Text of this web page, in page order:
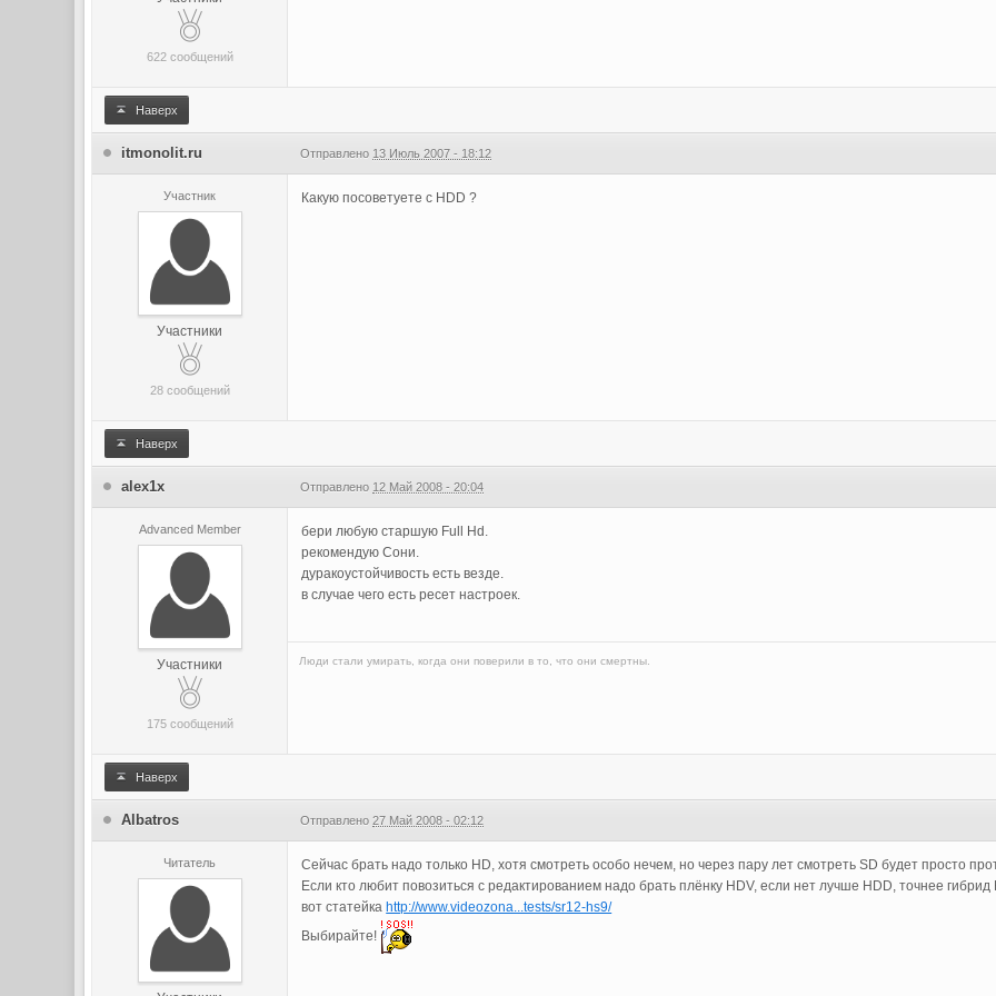
622 сообщений
Наверх
itmonolit.ru Отправлено 13 Июль 2007 - 18:12
Участник
Участники
28 сообщений
Какую посоветуете с HDD ?
Наверх
alex1x Отправлено 12 Май 2008 - 20:04
Advanced Member
Участники
175 сообщений
бери любую старшую Full Hd.
рекомендую Сони.
дуракоустойчивость есть везде.
в случае чего есть ресет настроек.
Люди стали умирать, когда они поверили в то, что они смертны.
Наверх
Albatros Отправлено27 Май 2008 - 02:12
Читатель
Сейчас брать надо только HD, хотя смотреть особо нечем, но через пару лет смотреть SD будет просто
Если кто любит повозиться с редактированием надо брать плёнку HDV, если нет лучше HDD, точнее гибрид
вот статейка http://www.videozona...tests/sr12-hs9/
Выбирайте!